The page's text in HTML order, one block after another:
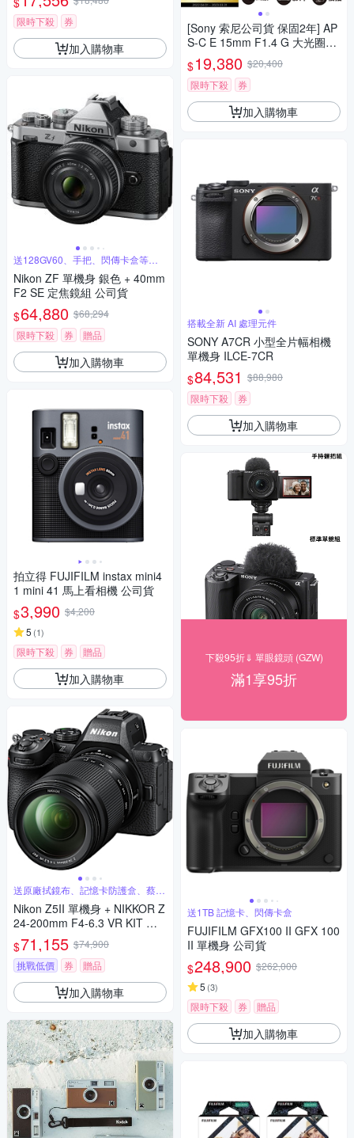
限時下殺
券
加入購物車
送128GV60、手把、閃傳卡盒等好
禮
Nikon ZF 單機身 銀色 + 40mm
F2 SE 定焦鏡組 公司貨
$64,880 $68,294
限時下殺
券 贈品
加入購物車
拍立得 FUJIFILM instax mini4
1 mini 41 馬上看相機 公司貨
$3,990 $4,200
5 (1)
限時下殺 券 贈品
加入購物車
送原廠拭鏡布、記憶卡防護盒、蔡司
清潔組
Nikon Z5II 單機身 + NIKKOR Z
24-200mm F4-6.3 VR KIT 變
焦鏡組 公司貨
$71,155 $74,900
挑戰低價
券 贈品
加入購物車
[Sony 索尼公司貨 保固2年] AP
S-C E 15mm F1.4 G 大光圈廣
角定焦鏡 SEL15F14G
$19,380 $20,400
限時下殺
券
加入購物車
搭載全新 AI 處理元件
SONY A7CR 小型全片幅相機
單機身 ILCE-7CR
$84,531 $88,980
限時下殺
券
加入購物車
下殺95折⇓ 單眼鏡頭 (GZW)
滿1享95折
送1TB 記憶卡、閃傳卡盒
FUJIFILM GFX100 II GFX 100
II 單機身 公司貨
$248,900 $262,000
5 (3)
限時下殺 券 贈品
加入購物車